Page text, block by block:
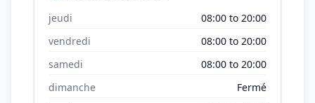
jeudi
08:00 to 20:00
vendredi
08:00 to 20:00
samedi
08:00 to 20:00
dimanche
Fermé